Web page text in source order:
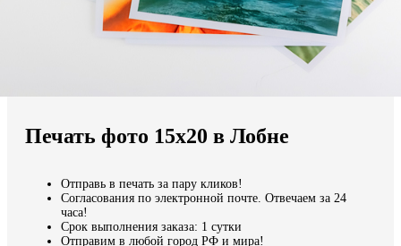
Мы доставляем по всему миру
Продолжить без города
Печать фото 15х20 в Лобне
Отправь в печать за пару кликов!
Согласования по электронной почте. Отвечаем за 24
часа!
Срок выполнения заказа: 1 сутки
Отправим в любой город РФ и мира!